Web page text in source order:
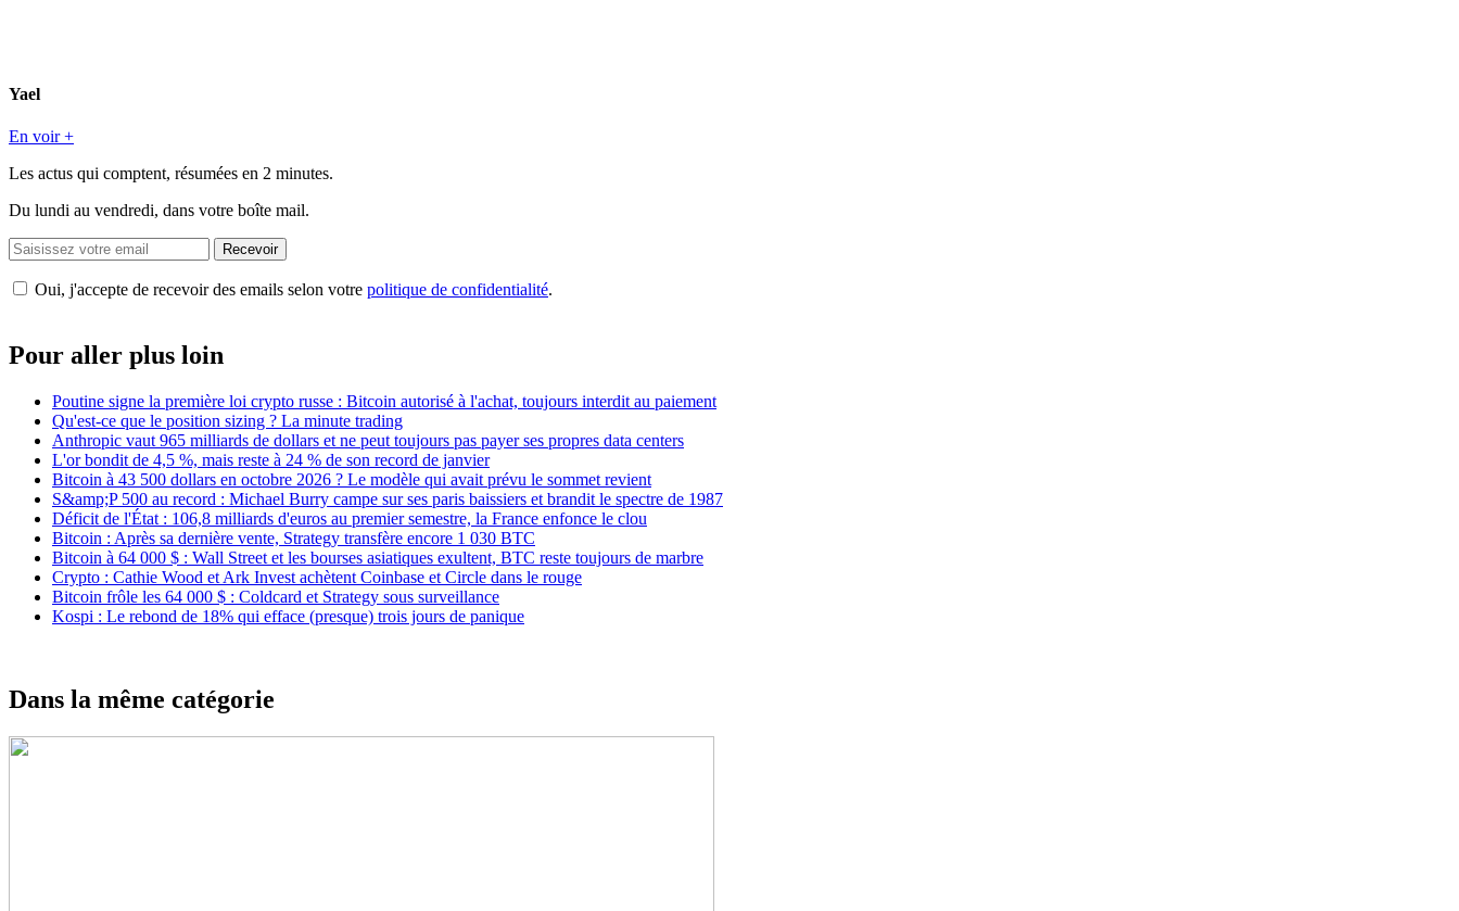
Yael
En voir +
Les actus qui comptent, résumées en 2 minutes.
Du lundi au vendredi, dans votre boîte mail.
Recevoir
Oui, j'accepte de recevoir des emails selon votre politique de confidentialité.
Pour aller plus loin
Poutine signe la première loi crypto russe : Bitcoin autorisé à l'achat, toujours interdit au paiement
Qu'est-ce que le position sizing ? La minute trading
Anthropic vaut 965 milliards de dollars et ne peut toujours pas payer ses propres data centers
L'or bondit de 4,5 %, mais reste à 24 % de son record de janvier
Bitcoin à 43 500 dollars en octobre 2026 ? Le modèle qui avait prévu le sommet revient
S&amp;P 500 au record : Michael Burry campe sur ses paris baissiers et brandit le spectre de 1987
Déficit de l'État : 106,8 milliards d'euros au premier semestre, la France enfonce le clou
Bitcoin : Après sa dernière vente, Strategy transfère encore 1 030 BTC
Bitcoin à 64 000 $ : Wall Street et les bourses asiatiques exultent, BTC reste toujours de marbre
Crypto : Cathie Wood et Ark Invest achètent Coinbase et Circle dans le rouge
Bitcoin frôle les 64 000 $ : Coldcard et Strategy sous surveillance
Kospi : Le rebond de 18% qui efface (presque) trois jours de panique
Dans la même catégorie